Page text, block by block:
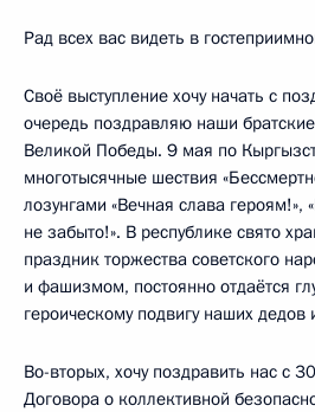
Рад всех вас видеть в
Своё выступление хочу начать с
очередь поздравляю наши
Великой Победы. 9 мая по
многотысячные шествия
лозунгами «Вечная слава героям!»,
не забыто!». В республике свято
праздник торжества советского
и фашизмом, постоянно отдаётся
героическому подвигу наших дедов
Во-вторых, хочу поздравить нас с
Договора о коллективной